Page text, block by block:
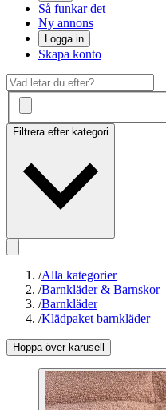
Så funkar det
Ny annons
Logga in
Skapa konto
Filtrera efter kategori
/Alla kategorier
/Barnkläder & Barnskor
/Barnkläder
/Klädpaket barnkläder
Hoppa över karusell